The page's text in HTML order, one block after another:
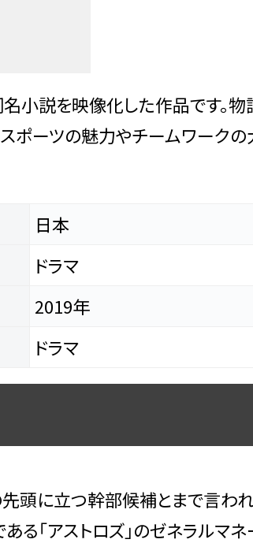
小説を映像化した作品です。
ポーツの魅力やチームワーク
日本
ドラマ
2019年
ドラマ
に立つ幹部候補とまで言われ
「アストロズ」のゼネラルマ